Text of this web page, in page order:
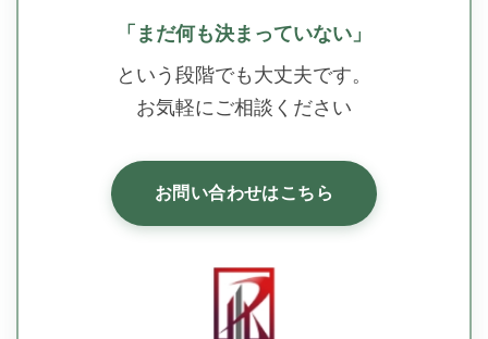
「まだ何も決まっていない」
という段階でも大丈夫です。
お気軽にご相談ください
お問い合わせはこちら